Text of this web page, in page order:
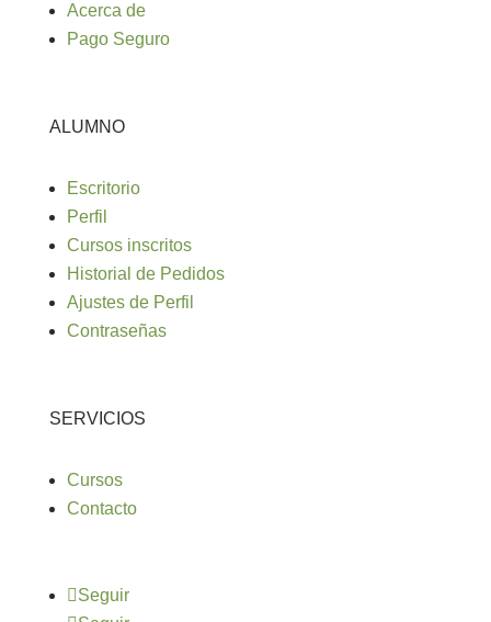
Acerca de
Pago Seguro
ALUMNO
Escritorio
Perfil
Cursos inscritos
Historial de Pedidos
Ajustes de Perfil
Contraseñas
SERVICIOS
Cursos
Contacto
Seguir